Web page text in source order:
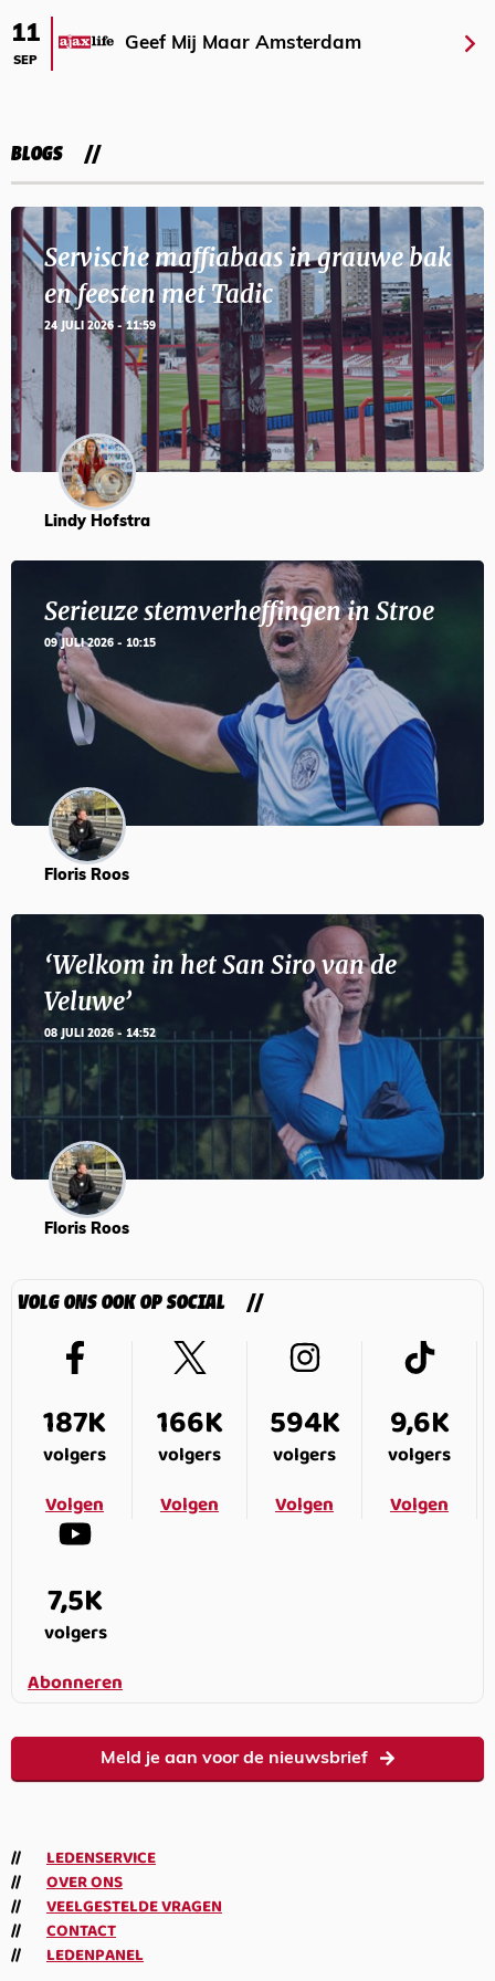
11
SEP
Geef Mij Maar Amsterdam
BLOGS
Servische maffiabaas in grauwe bak
en feesten met Tadic
24 JULI 2026 - 11:59
Lindy Hofstra
Serieuze stemverheffingen in Stroe
09 JULI 2026 - 10:15
Floris Roos
‘Welkom in het San Siro van de
Veluwe’
08 JULI 2026 - 14:52
Floris Roos
VOLG ONS OOK OP SOCIAL
187K
volgers
Volgen
166K
volgers
Volgen
594K
volgers
Volgen
9,6K
volgers
Volgen
7,5K
volgers
Abonneren
Meld je aan voor de nieuwsbrief
LEDENSERVICE
OVER ONS
VEELGESTELDE VRAGEN
CONTACT
LEDENPANEL